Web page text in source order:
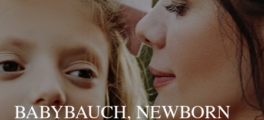
BABYBAUCH, NEWBORN